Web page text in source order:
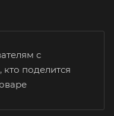
с
поделится